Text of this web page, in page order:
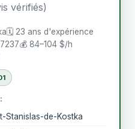
vérifiés)
🗓️ 23 ans d'expérience
💰 84–104 $/h
Stanislas-de-Kostka